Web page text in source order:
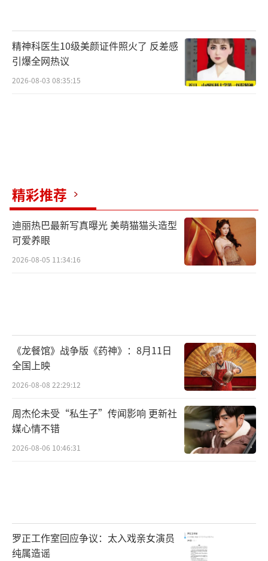
年轻人展开，讲述他们在夏日泳池边，如何以
勇气与信任直面过往，弥补青春中那些未曾言
说的遗憾。饶雪漫亲自操刀总编剧，确保作品
从文学到影像的转化中，保留其标志性的情感
浓度与文学质感。
生态与传播优势，为饶雪漫的青春叙事提供了
全新的表达场域，《不再遗憾的夏天》有望成
为一部兼具观赏性与思想性的品质短剧，展现
竖屏形态承载深度青春故事的能力。
据悉，《不再遗憾的夏天》由乐力、张卯
担任出品人，饶雪漫担任总编剧、总策划，魏
剧。2026年1月23日起，锁定红果，一起潜入
这个“不再遗憾”的夏天。
（责任编辑：0935）
精神科医生10级美颜证件照火了 反差感
引爆全网热议
2026-08-03 08:35:15
精彩推荐
迪丽热巴最新写真曝光 美萌猫猫头造型
可爱养眼
2026-08-05 11:34:16
《龙餐馆》战争版《药神》：8月11日
全国上映
2026-08-08 22:29:12
周杰伦未受“私生子”传闻影响 更新社
媒心情不错
2026-08-06 10:46:31
罗正工作室回应争议：太入戏亲女演员
纯属造谣